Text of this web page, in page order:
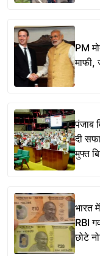
PM
माफी,
पंजाब
दी
मुफ्त
भारत
RBI
छोटे